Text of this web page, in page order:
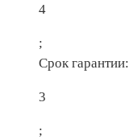
4
;
Срок гарантии:
3
;